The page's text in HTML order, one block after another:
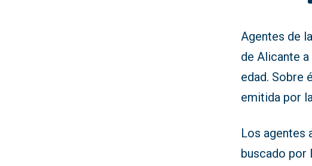
Agentes de
de Alicante
edad. Sobre
emitida por
Los agentes
buscado por